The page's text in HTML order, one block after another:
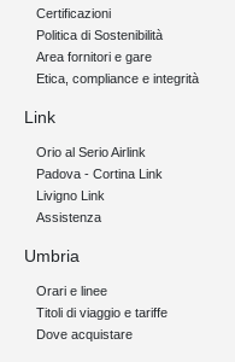
Certificazioni
Politica di Sostenibilità
Area fornitori e gare
Etica, compliance e integrità
Link
Orio al Serio Airlink
Padova - Cortina Link
Livigno Link
Assistenza
Umbria
Orari e linee
Titoli di viaggio e tariffe
Dove acquistare